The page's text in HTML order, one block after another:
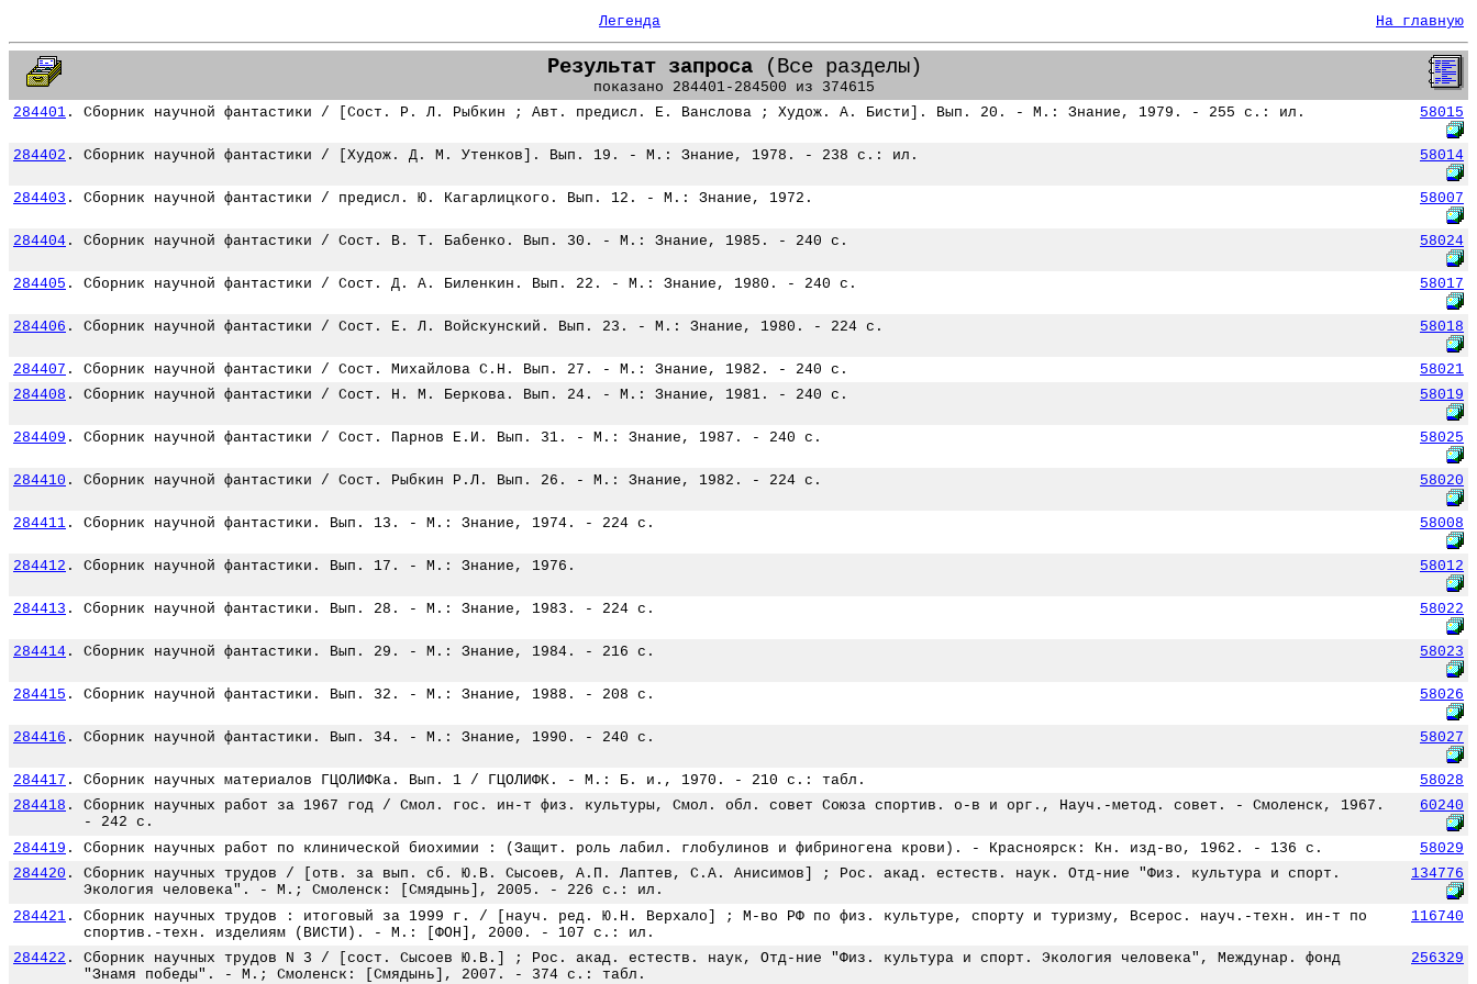
Легенда На главную
Результат запроса(Все разделы)
показано 284401-284500 из 374615
284401 . Сборник научной фантастики / [Сост. Р. Л. Рыбкин ; Авт. предисл. Е. Ванслова ; Худож. А. Бисти]. Вып. 20. - М.: Знание, 1979. - 255 с.: ил. 58015
284402 . Сборник научной фантастики / [Худож. Д. М. Утенков]. Вып. 19. - М.: Знание, 1978. - 238 с.: ил. 58014
284403 . Сборник научной фантастики / предисл. Ю. Кагарлицкого. Вып. 12. - М.: Знание, 1972. 58007
284404 . Сборник научной фантастики / Сост. В. Т. Бабенко. Вып. 30. - М.: Знание, 1985. - 240 с. 58024
284405 . Сборник научной фантастики / Сост. Д. А. Биленкин. Вып. 22. - М.: Знание, 1980. - 240 с. 58017
284406 . Сборник научной фантастики / Сост. Е. Л. Войскунский. Вып. 23. - М.: Знание, 1980. - 224 с. 58018
284407 . Сборник научной фантастики / Сост. Михайлова С.Н. Вып. 27. - М.: Знание, 1982. - 240 с.
58021
284408 . Сборник научной фантастики / Сост. Н. М. Беркова. Вып. 24. - М.: Знание, 1981. - 240 с. 58019
284409 . Сборник научной фантастики / Сост. Парнов Е.И. Вып. 31. - М.: Знание, 1987. - 240 с. 58025
284410 . Сборник научной фантастики / Сост. Рыбкин Р.Л. Вып. 26. - М.: Знание, 1982. - 224 с. 58020
284411 . Сборник научной фантастики. Вып. 13. - М.: Знание, 1974. - 224 с. 58008
284412 . Сборник научной фантастики. Вып. 17. - М.: Знание, 1976. 58012
284413 . Сборник научной фантастики. Вып. 28. - М.: Знание, 1983. - 224 с. 58022
284414 . Сборник научной фантастики. Вып. 29. - М.: Знание, 1984. - 216 с. 58023
284415 . Сборник научной фантастики. Вып. 32. - М.: Знание, 1988. - 208 с. 58026
284416 . Сборник научной фантастики. Вып. 34. - М.: Знание, 1990. - 240 с. 58027
284417 . Сборник научных материалов ГЦОЛИФКа. Вып. 1 / ГЦОЛИФК. - М.: Б. и., 1970. - 210 с.: табл.
58028
284418 .
Сборник научных работ за 1967 год / Смол. гос. ин-т физ. культуры, Смол. обл. совет Союза спортив. о-в и орг., Науч.-метод. совет. - Смоленск, 1967.
- 242 с.
60240
284419 . Сборник научных работ по клинической биохимии : (Защит. роль лабил. глобулинов и фибриногена крови). - Красноярск: Кн. изд-во, 1962. - 136 с.
58029
284420 .
Сборник научных трудов / [отв. за вып. сб. Ю.В. Сысоев, А.П. Лаптев, С.А. Анисимов] ; Рос. акад. естеств. наук. Отд-ние "Физ. культура и спорт.
Экология человека". - М.; Смоленск: [Смядынь], 2005. - 226 с.: ил.
134776
284421 .
Сборник научных трудов : итоговый за 1999 г. / [науч. ред. Ю.Н. Верхало] ; М-во РФ по физ. культуре, спорту и туризму, Всерос. науч.-техн. ин-т по
спортив.-техн. изделиям (ВИСТИ). - М.: [ФОН], 2000. - 107 с.: ил.
116740
284422 .
Сборник научных трудов N 3 / [сост. Сысоев Ю.В.] ; Рос. акад. естеств. наук, Отд-ние "Физ. культура и спорт. Экология человека", Междунар. фонд
"Знамя победы". - М.; Смоленск: [Смядынь], 2007. - 374 с.: табл.
256329